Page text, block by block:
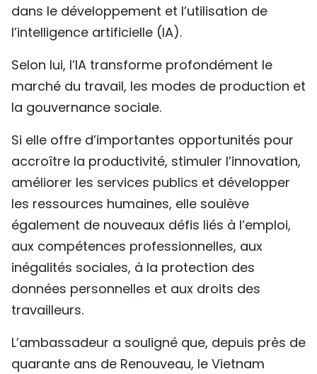
ENGLISH
РУССКИЙ
dans le développement et l’utilisation de
l’intelligence artificielle (IA).
Selon lui, l’IA transforme profondément le
marché du travail, les modes de production et
la gouvernance sociale.
Si elle offre d’importantes opportunités pour
accroître la productivité, stimuler l’innovation,
améliorer les services publics et développer
les ressources humaines, elle soulève
également de nouveaux défis liés à l’emploi,
aux compétences professionnelles, aux
inégalités sociales, à la protection des
données personnelles et aux droits des
travailleurs.
L’ambassadeur a souligné que, depuis près de
quarante ans de Renouveau, le Vietnam